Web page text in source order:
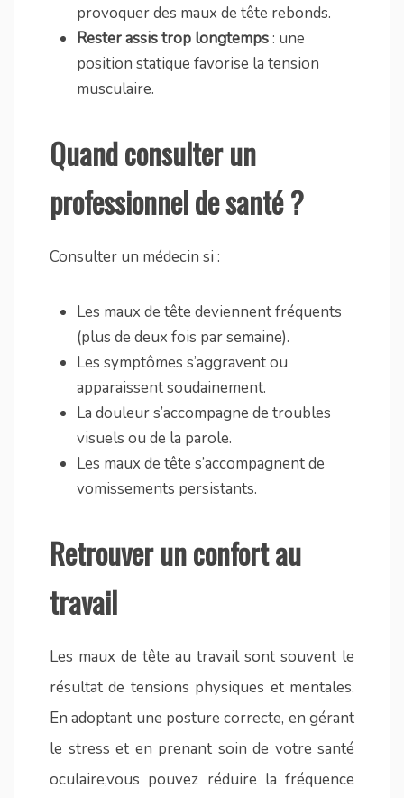
provoquer des maux de tête rebonds.
Rester assis trop longtemps: une
position statique favorise la tension
musculaire.
Quand consulter un
professionnel de santé ?
Consulter un médecin si :
Les maux de tête deviennent fréquents
(plus de deux fois par semaine).
Les symptômes s’aggravent ou
apparaissent soudainement.
La douleur s’accompagne de troubles
visuels ou de la parole.
Les maux de tête s’accompagnent de
vomissements persistants.
Retrouver un confort au
travail
Les maux de tête au travail sont souvent le
résultat de tensions physiques et mentales.
En adoptant une posture correcte, en gérant
le stress et en prenant soin de votre santé
oculaire,vous pouvez réduire la fréquence